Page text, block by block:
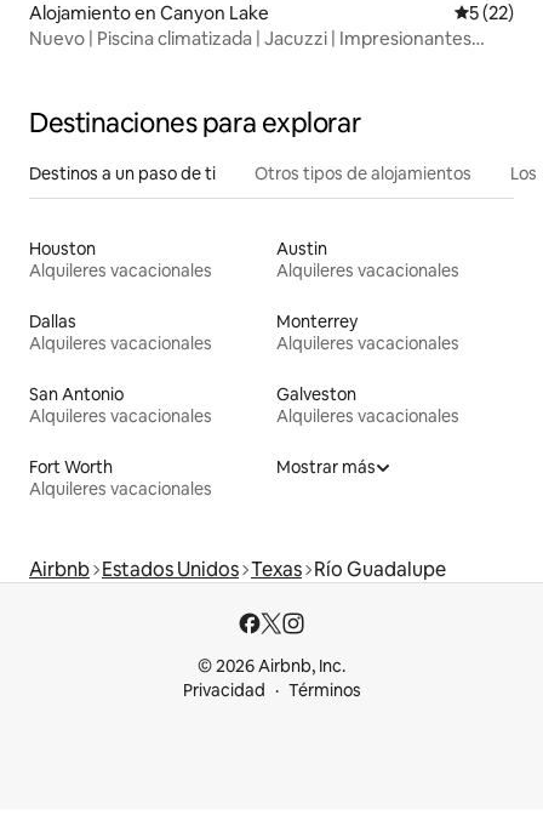
Alojamiento en Canyon Lake
5 (22)
Nuevo | Piscina climatizada | Jacuzzi | Impresionantes
Destinaciones para explorar
Destinos a un paso de ti Otros tipos de alojamientos
Houston
Alquileres vacacionales
Austin
Alquileres vacacionales
Dallas
Alquileres vacacionales
Monterrey
Alquileres vacacionales
San Antonio
Alquileres vacacionales
Galveston
Alquileres vacacionales
Fort Worth
Alquileres vacacionales
Mostrar más
Airbnb Estados Unidos Texas Río Guadalupe
© 2026 Airbnb, Inc.
Privacidad
Términos